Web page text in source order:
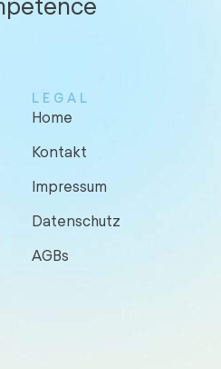
LEGAL
Home
Kontakt
Impressum
Datenschutz
AGBs